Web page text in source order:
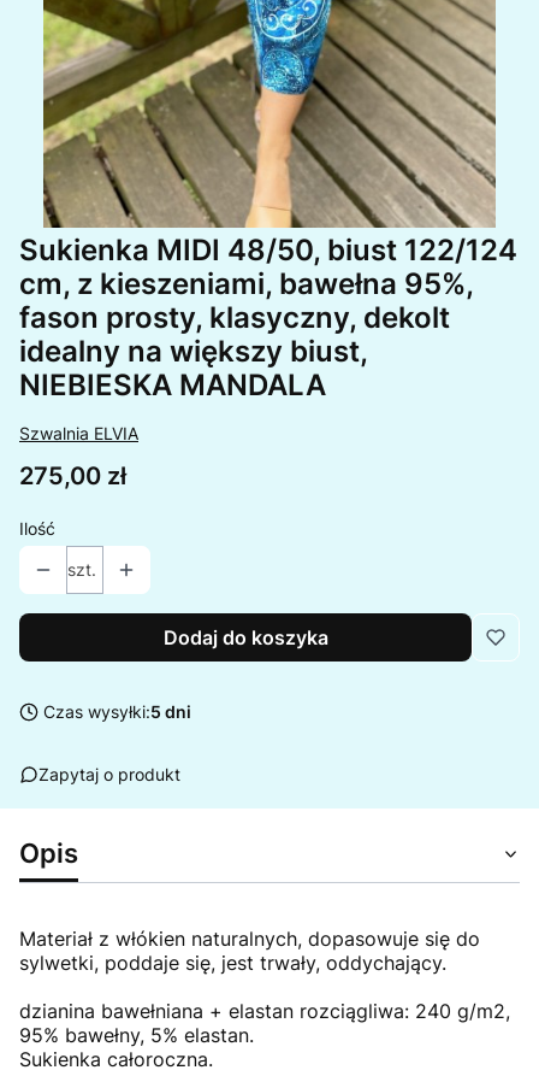
Sukienka MIDI 48/50, biust 122/124
cm, z kieszeniami, bawełna 95%,
fason prosty, klasyczny, dekolt
idealny na większy biust,
NIEBIESKA MANDALA
Szwalnia ELVIA
Cena
275,00 zł
Ilość
szt.
Dodaj do koszyka
Czas wysyłki:5 dni
Zapytaj o produkt
Opis
Materiał z włókien naturalnych, dopasowuje się do
sylwetki, poddaje się, jest trwały, oddychający.
dzianina bawełniana + elastan rozciągliwa: 240 g/m2,
95% bawełny, 5% elastan.
Sukienka całoroczna.